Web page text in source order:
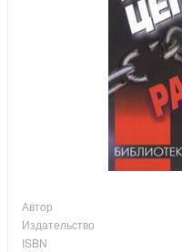
Автор
Издательство
ISBN